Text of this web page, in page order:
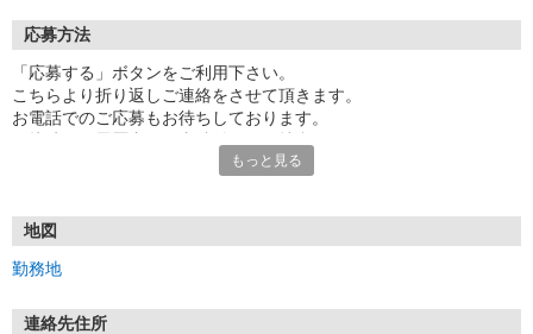
応募方法
「応募する」ボタンをご利用下さい。
こちらより折り返しご連絡をさせて頂きます。
お電話でのご応募もお待ちしております。
もっと見る
地図
勤務地
連絡先住所